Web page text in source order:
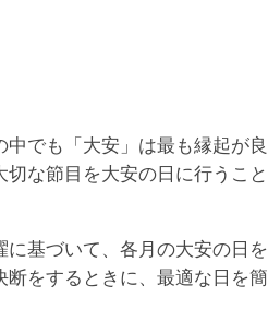
でも「大安」は最も縁起が良
な節目を大安の日に行うこと
基づいて、各月の大安の日を
をするときに、最適な日を簡